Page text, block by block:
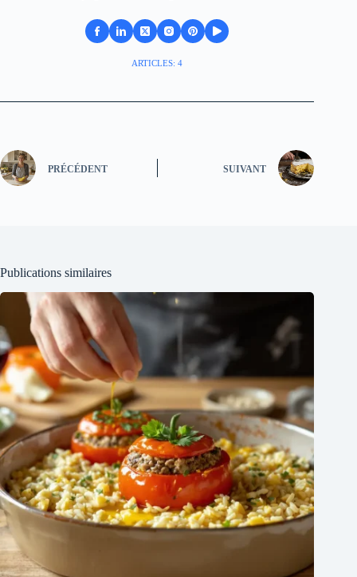
ARTICLES: 4
PRÉCÉDENT SUIVANT
Publications similaires